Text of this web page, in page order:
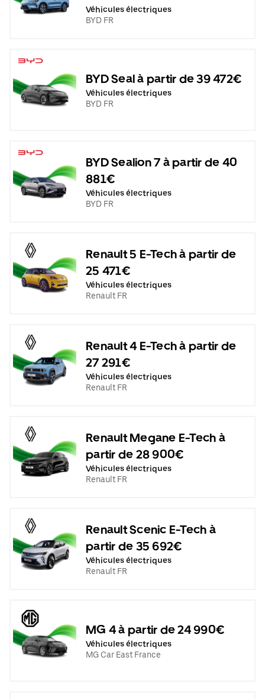
Véhicules électriques
BYD FR
BYD Seal à partir de 39 472€
Véhicules électriques
BYD FR
BYD Sealion 7 à partir de 40
881€
Véhicules électriques
BYD FR
Renault 5 E-Tech à partir de
25 471€
Véhicules électriques
Renault FR
Renault 4 E-Tech à partir de
27 291€
Véhicules électriques
Renault FR
Renault Megane E-Tech à
partir de 28 900€
Véhicules électriques
Renault FR
Renault Scenic E-Tech à
partir de 35 692€
Véhicules électriques
Renault FR
MG 4 à partir de 24 990€
Véhicules électriques
MG Car East France